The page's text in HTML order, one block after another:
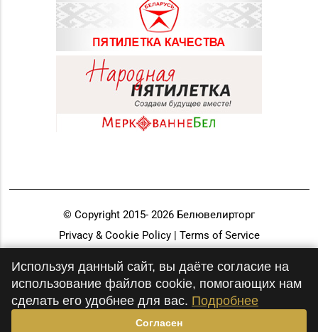
© Copyright 2015- 2026 Белювелирторг
Privacy & Cookie Policy | Terms of Service
Используя данный сайт, вы даёте согласие на
использование файлов cookie, помогающих нам
сделать его удобнее для вас. Подробнее
Согласен